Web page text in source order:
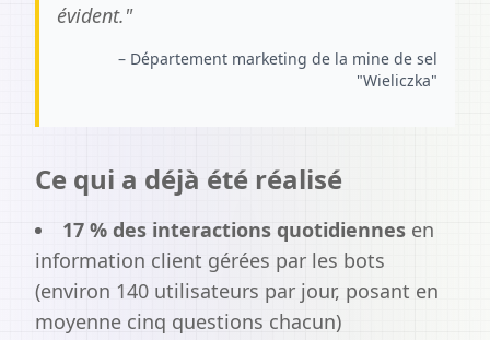
évident."
– Département marketing de la mine de sel
"Wieliczka"
Ce qui a déjà été réalisé
17 % des interactions quotidiennes en
information client gérées par les bots
(environ 140 utilisateurs par jour, posant en
moyenne cinq questions chacun)